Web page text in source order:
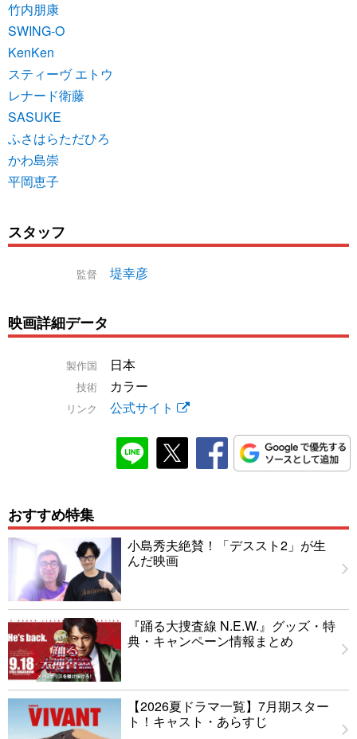
竹内朋康
SWING-O
KenKen
スティーヴ エトウ
レナード衛藤
SASUKE
ふさはらただひろ
かわ島崇
平岡恵子
スタッフ
監督 堤幸彦
映画詳細データ
製作国 日本
技術 カラー
リンク 公式サイト
おすすめ特集
小島秀夫絶賛！「デススト2」が生
んだ映画
『踊る大捜査線 N.E.W.』グッズ・特
典・キャンペーン情報まとめ
【2026夏ドラマ一覧】7月期スター
ト！キャスト・あらすじ